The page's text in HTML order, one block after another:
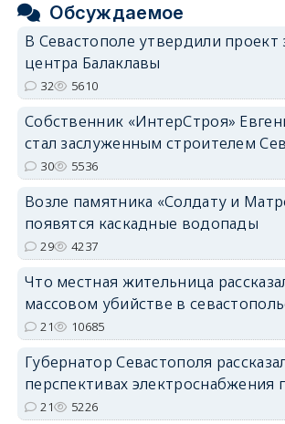
Обсуждаемое
В Севастополе утвердили проект
центра Балаклавы
32 5610
Собственник «ИнтерСтроя»
стал заслуженным строителем
30 5536
Возле памятника «Солдату и
появятся каскадные водопады
29 4237
Что местная жительница
массовом убийстве в
21 10685
Губернатор Севастополя
перспективах электроснабжения
21 5226